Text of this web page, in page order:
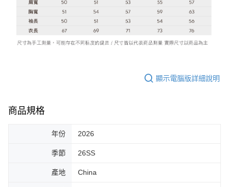
顯示電腦版詳細說明
商品規格
年份 2026
季節 26SS
產地 China